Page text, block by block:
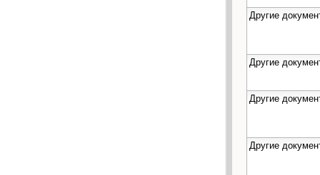
Другие
Другие
Другие
Другие